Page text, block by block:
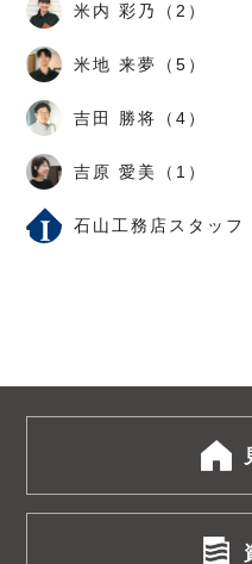
米内 彩乃（2）
米地 来夢（5）
吉田 勝将（4）
吉原 愛美（1）
石山工務店スタッフ